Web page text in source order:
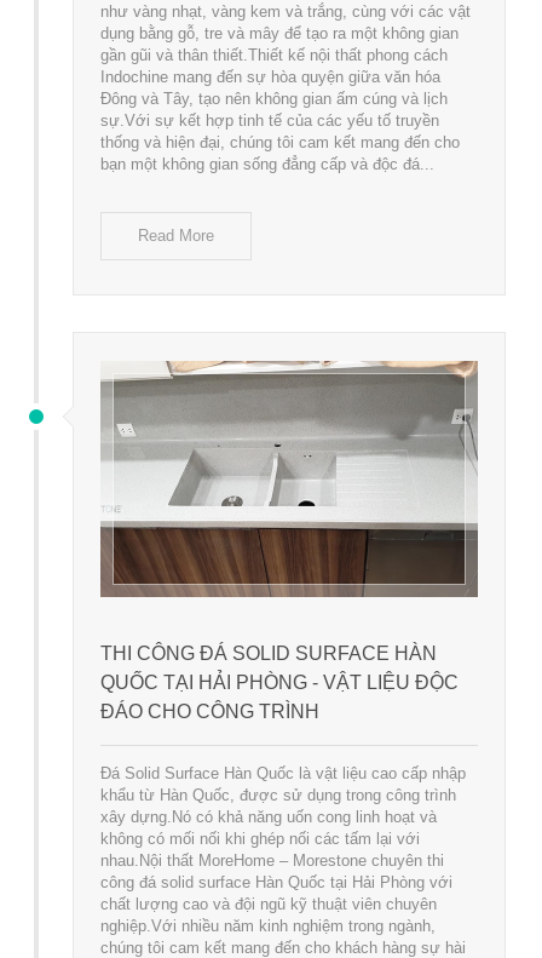
như vàng nhạt, vàng kem và trắng, cùng với các vật
dụng bằng gỗ, tre và mây để tạo ra một không gian
gần gũi và thân thiết.Thiết kế nội thất phong cách
Indochine mang đến sự hòa quyện giữa văn hóa
Đông và Tây, tạo nên không gian ấm cúng và lịch
sự.Với sự kết hợp tinh tế của các yếu tố truyền
thống và hiện đại, chúng tôi cam kết mang đến cho
bạn một không gian sống đẳng cấp và độc đá...
Read More
THI CÔNG ĐÁ SOLID SURFACE HÀN
QUỐC TẠI HẢI PHÒNG - VẬT LIỆU ĐỘC
ĐÁO CHO CÔNG TRÌNH
Đá Solid Surface Hàn Quốc là vật liệu cao cấp nhập
khẩu từ Hàn Quốc, được sử dụng trong công trình
xây dựng.Nó có khả năng uốn cong linh hoạt và
không có mối nối khi ghép nối các tấm lại với
nhau.Nội thất MoreHome – Morestone chuyên thi
công đá solid surface Hàn Quốc tại Hải Phòng với
chất lượng cao và đội ngũ kỹ thuật viên chuyên
nghiệp.Với nhiều năm kinh nghiệm trong ngành,
chúng tôi cam kết mang đến cho khách hàng sự hài